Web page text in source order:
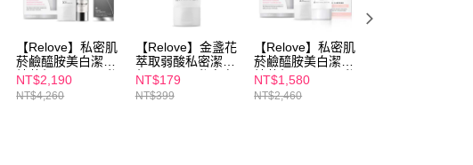
交易，需依本服務之必要範圍內提供個人資料，並將交易相關給付款項請
求債權轉讓予恩沛科技股份有限公司。
２．關於個人資料處理事宜，請瀏覽以下網址：
https://aftee.tw/terms/#terms3
３．未成年的使用者請事先徵得法定代理人或監護人之同意方可使用
「AFTEE先享後付」，若未經同意申辦者引起之損失，本公司不負相關責
任。
每筆NT$100，滿NT$600(含以上)免運費
付款後7-11取貨
每筆NT$100，滿NT$600(含以上)免運費
宅配
【Relove】私密肌
菸鹼醯胺美白潔淨
精華凝露120ml(私
密處洗劑)+緊依偎
女性護理凝膠
NT$2,190
NT$4,260
【Relove】金盞花
萃取弱酸私密潔淨
凝露30ML(私密處
洗劑)
NT$179
NT$399
【Relove】私密肌
菸鹼醯胺美白潔淨
精華凝露120ml(私
密處洗劑)+瞬淨-
Ku溜零毛髮霜
NT$1,580
NT$2,460